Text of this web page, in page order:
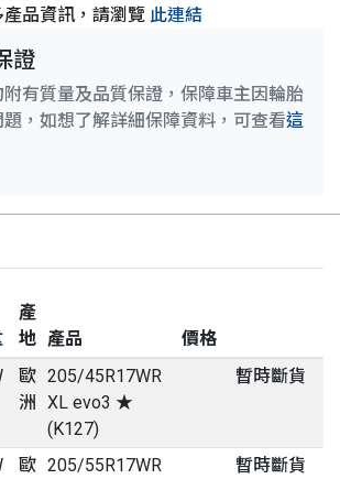
品資訊，請瀏覽 此連結
證
有質量及品質保證，保障車主因輪胎
，如想了解詳細保障資料，可查看這
產
地 產品
價格
歐
洲
205/45R17WR
XL evo3 ★
(K127)
暫時斷貨
歐 205/55R17WR
暫時斷貨